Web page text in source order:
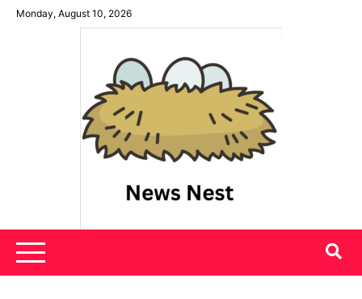
SkipMonday, August 10, 2026
News Nest